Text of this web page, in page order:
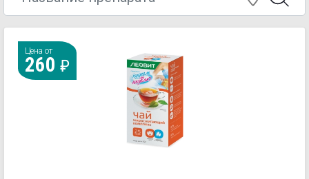
Цена от
260